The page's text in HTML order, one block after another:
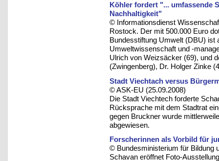
Köhler fordert "... umfassende
Nachhaltigkeit"
© Informationsdienst
Rostock. Der mit 500.000 Euro
Bundesstiftung Umwelt (DBU) ist
Umweltwissenschaft und -
Ulrich von Weizsäcker (69), und
(Zwingenberg), Dr. Holger Zinke
Stadt Viechtach versus
© ASK-EU (25.09.2008)
Die Stadt Viechtech forderte
Rücksprache mit dem Stadtrat
gegen Bruckner wurde
abgewiesen.
Forscherinnen als Vorbild für
© Bundesministerium für Bildung
Schavan eröffnet Foto-